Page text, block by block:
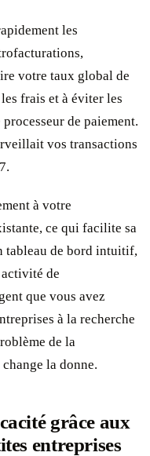
les
votre taux global de
frais et à éviter les
de paiement.
vos transactions
à votre
ce qui facilite sa
tableau de bord intuitif,
de
que vous avez
à la recherche
de la
la donne.
grâce aux
entreprises